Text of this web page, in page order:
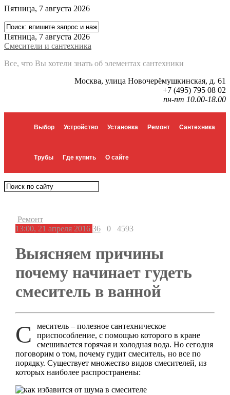
Пятница, 7 августа 2026
Пятница, 7 августа 2026
Смесители и сантехника
Все, что Вы хотели знать об элементах сантехники
Москва, улица Новочерёмушкинская, д. 61
+7 (495) 795 08 02
пн-пт 10.00-18.00
Выбор Устройство Установка Ремонт Сантехника
Трубы Где купить О сайте
Ремонт
13:00, 21 апреля 2016 36 0 4593
Выясняем причины
почему начинает гудеть
смеситель в ванной
Смеситель – полезное сантехническое
приспособление, с помощью которого в кране
смешивается горячая и холодная вода. Но сегодня
поговорим о том, почему гудит смеситель, но все по
порядку. Существует множество видов смесителей, из
которых наиболее распространены: